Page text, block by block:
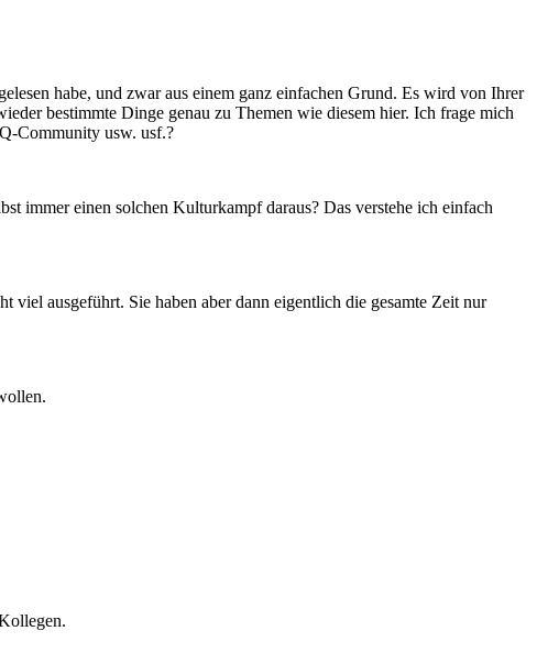
habe, und zwar aus einem ganz einfachen Grund. Es wird von Ihrer
bestimmte Dinge genau zu Themen wie diesem hier. Ich frage mich
Community usw. usf.?
immer einen solchen Kulturkampf daraus? Das verstehe ich einfach
ausgeführt. Sie haben aber dann eigentlich die gesamte Zeit nur